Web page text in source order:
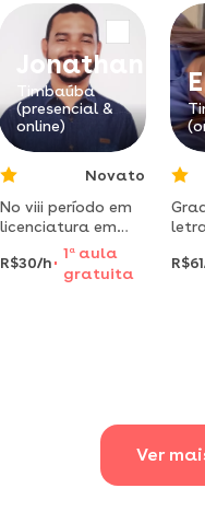
descontraída.
de
Jonathan
Timbaúba
(presencial &
online)
Novato
No viii período em
licenciatura em
história pela
universidade
estácio de sá.
R$30/h
1 aaula
gratuita
de
Ver